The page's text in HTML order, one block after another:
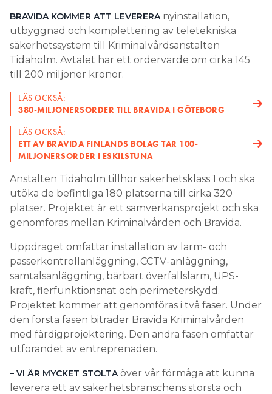
BRAVIDA KOMMER ATT LEVERERA nyinstallation,
utbyggnad och komplettering av teletekniska
säkerhetssystem till Kriminalvårdsanstalten
Tidaholm. Avtalet har ett ordervärde om cirka 145
till 200 miljoner kronor.
LÄS OCKSÅ:
380-MILJONERSORDER TILL BRAVIDA I GÖTEBORG
LÄS OCKSÅ:
ETT AV BRAVIDA FINLANDS BOLAG TAR 100-
MILJONERSORDER I ESKILSTUNA
Anstalten Tidaholm tillhör säkerhetsklass 1 och ska
utöka de befintliga 180 platserna till cirka 320
platser. Projektet är ett samverkansprojekt och ska
genomföras mellan Kriminalvården och Bravida.
Uppdraget omfattar installation av larm- och
passerkontrollanläggning, CCTV-anläggning,
samtalsanläggning, bärbart överfallslarm, UPS-
kraft, flerfunktionsnät och perimeterskydd.
Projektet kommer att genomföras i två faser. Under
den första fasen biträder Bravida Kriminalvården
med färdigprojektering. Den andra fasen omfattar
utförandet av entreprenaden.
– VI ÄR MYCKET STOLTA över vår förmåga att kunna
leverera ett av säkerhetsbranschens största och